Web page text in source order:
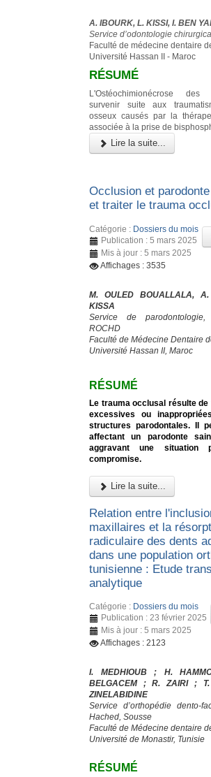
A. IBOURK, L. KISSI, I. BEN
Service d’odontologie
Faculté de médecine dentaire
Université Hassan II - Maroc
RÉSUMÉ
L'Ostéochimionécrose
survenir suite aux
osseux causés par la
associée à la prise de
Lire la suite...
Occlusion et
et traiter le trauma
Catégorie : Dossiers du mois
Publication : 5 mars 2025
Mis à jour : 5 mars 2025
Affichages : 3535
M. OULED BOUALLALA,
KISSA
Service de parodontologie,
ROCHD
Faculté de Médecine Dentaire
Université Hassan II, Maroc
RÉSUMÉ
Le trauma occlusal résulte
excessives ou
structures parodontales. Il
affectant un parodonte
aggravant une situation
compromise.
Lire la suite...
Relation entre
maxillaires et la
radiculaire des dents
dans une population
tunisienne : Etude
analytique
Catégorie : Dossiers du mois
Publication : 23 février 2025
Mis à jour : 5 mars 2025
Affichages : 2123
I. MEDHIOUB ; H.
BELGACEM ; R. ZAIRI ;
ZINELABIDINE
Service d’orthopédie dento-
Hached, Sousse
Faculté de Médecine dentaire
Université de Monastir, Tunisie
RÉSUMÉ